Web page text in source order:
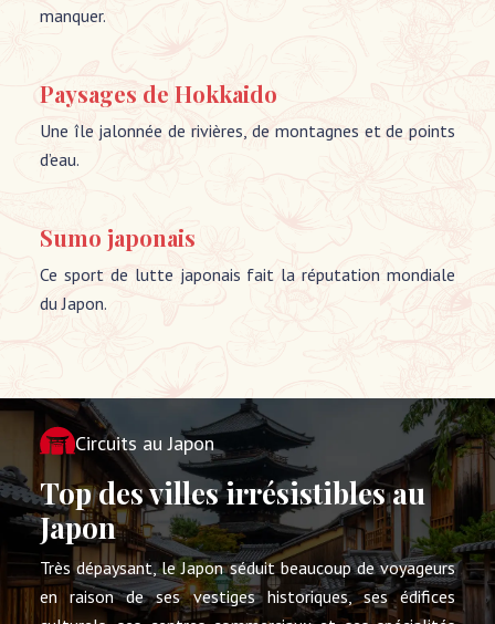
manquer.
Paysages de Hokkaido
Une île jalonnée de rivières, de montagnes et de points
d’eau.
Sumo japonais
Ce sport de lutte japonais fait la réputation mondiale
du Japon.
Circuits au Japon
Top des villes irrésistibles au
Japon
Très dépaysant, le Japon séduit beaucoup de voyageurs
en raison de ses vestiges historiques, ses édifices